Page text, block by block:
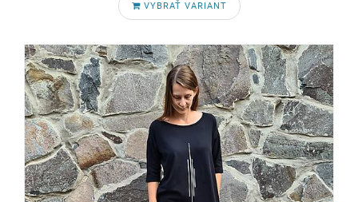
VYBRAŤ VARIANT